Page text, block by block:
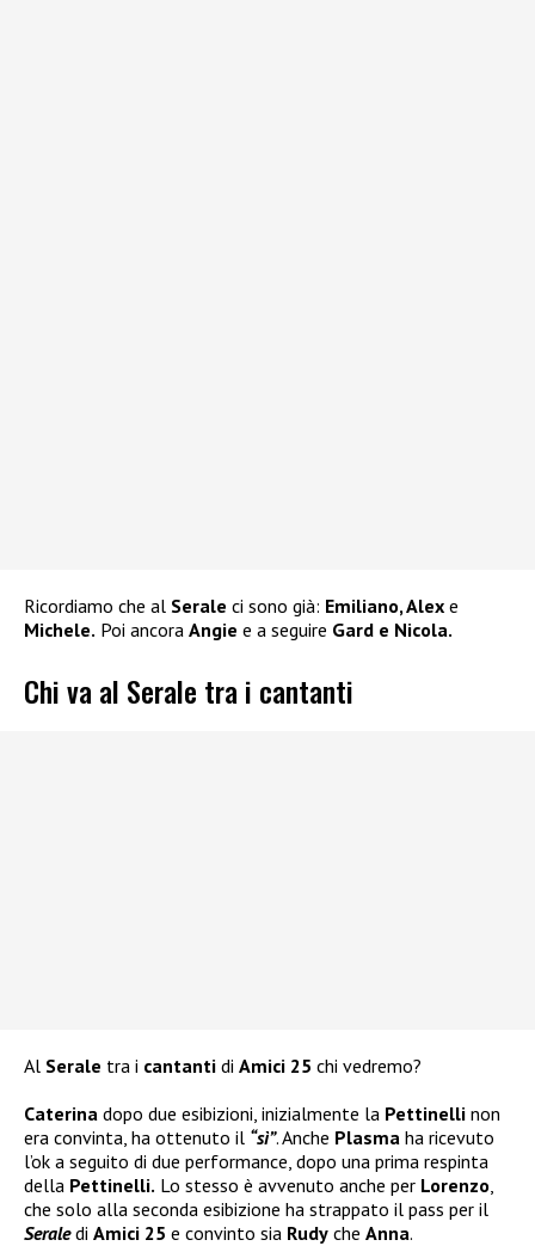
Ricordiamo che al Serale ci sono già: Emiliano, Alex e
Michele. Poi ancora Angie e a seguire Gard e Nicola.
Chi va al Serale tra i cantanti
Al Serale tra i cantanti di Amici 25 chi vedremo?
Caterina dopo due esibizioni, inizialmente la Pettinelli non
era convinta, ha ottenuto il “sì”. Anche Plasma ha ricevuto
l’ok a seguito di due performance, dopo una prima respinta
della Pettinelli. Lo stesso è avvenuto anche per Lorenzo
che solo alla seconda esibizione ha strappato il pass per il
Seraledi Amici 25 e convinto sia Rudy che Anna.